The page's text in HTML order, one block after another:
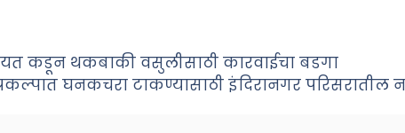
कडून थकबाकी वसुलीसाठी कारवाईचा बडगा
घनकचरा टाकण्यासाठी इंदिरानगर परिसरातील